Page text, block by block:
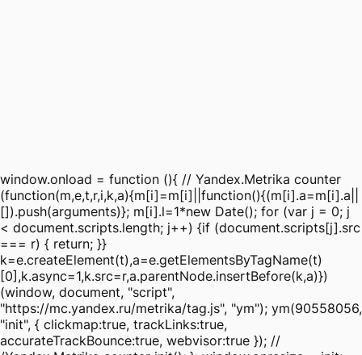
window.onload = function (){ // Yandex.Metrika counter
(function(m,e,t,r,i,k,a){m[i]=m[i]||function(){(m[i].a=m[i].a||
[]).push(arguments)}; m[i].l=1*new Date(); for (var j = 0; j
< document.scripts.length; j++) {if (document.scripts[j].src
=== r) { return; }}
k=e.createElement(t),a=e.getElementsByTagName(t)
[0],k.async=1,k.src=r,a.parentNode.insertBefore(k,a)})
(window, document, "script",
"https://mc.yandex.ru/metrika/tag.js", "ym"); ym(90558056,
"init", { clickmap:true, trackLinks:true,
accurateTrackBounce:true, webvisor:true }); //